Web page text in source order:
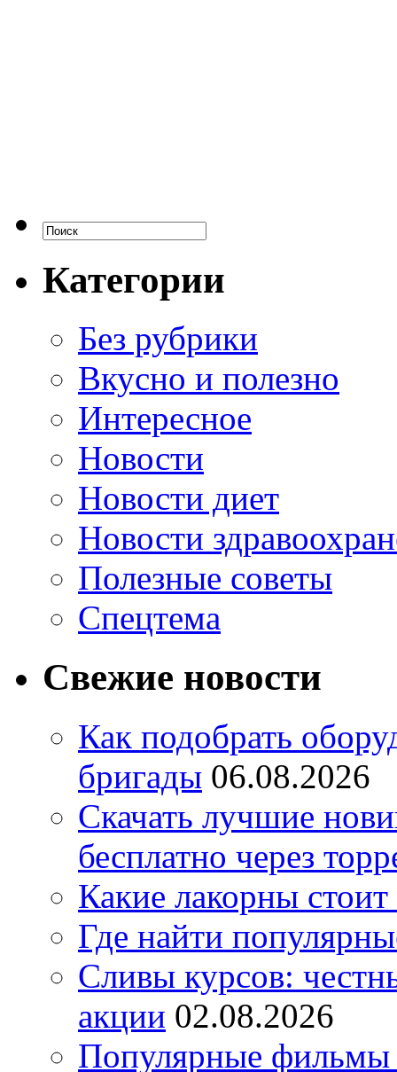
Категории
Без рубрики
Вкусно и полезно
Интересное
Новости
Новости диет
Новости
Полезные советы
Спецтема
Свежие новости
Как подобрать
бригады 06.08.2026
Скачать лучшие
бесплатно через
Какие лакорны стоит
Где найти
Сливы курсов:
акции 02.08.2026
Популярные фильмы